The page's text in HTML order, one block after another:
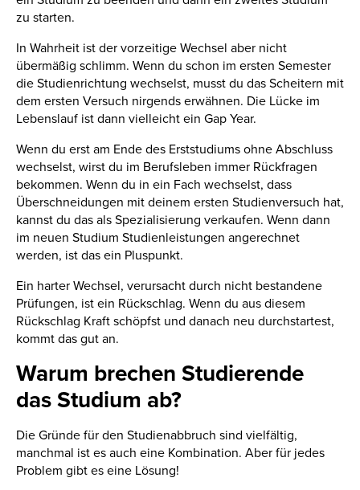
zu starten.
In Wahrheit ist der vorzeitige Wechsel aber nicht
übermäßig schlimm. Wenn du schon im ersten Semester
die Studienrichtung wechselst, musst du das Scheitern mit
dem ersten Versuch nirgends erwähnen. Die Lücke im
Lebenslauf ist dann vielleicht ein Gap Year.
Wenn du erst am Ende des Erststudiums ohne Abschluss
wechselst, wirst du im Berufsleben immer Rückfragen
bekommen. Wenn du in ein Fach wechselst, dass
Überschneidungen mit deinem ersten Studienversuch hat,
kannst du das als Spezialisierung verkaufen. Wenn dann
im neuen Studium Studienleistungen angerechnet
werden, ist das ein Pluspunkt.
Ein harter Wechsel, verursacht durch nicht bestandene
Prüfungen, ist ein Rückschlag. Wenn du aus diesem
Rückschlag Kraft schöpfst und danach neu durchstartest,
kommt das gut an.
Warum brechen Studierende
das Studium ab?
Die Gründe für den Studienabbruch sind vielfältig,
manchmal ist es auch eine Kombination. Aber für jedes
Problem gibt es eine Lösung!